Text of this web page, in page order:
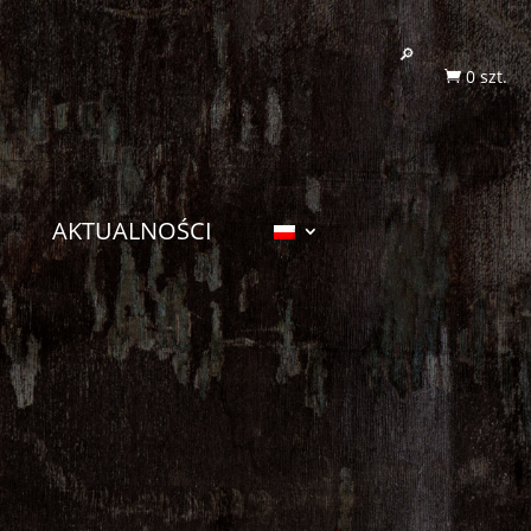
 0 szt.
AKTUALNOŚCI